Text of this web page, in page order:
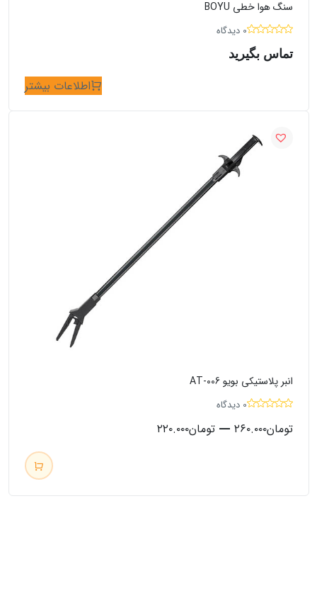
سنگ هوا خطی BOYU
0 دیدگاه
تماس بگیرید
اطلاعات بیشتر
انبر پلاستیکی بویو AT-006
0 دیدگاه
تومان۲۶۰.۰۰۰ – تومان۲۲۰.۰۰۰